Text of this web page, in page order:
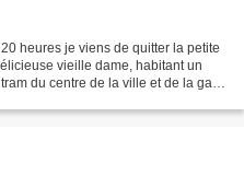
heures je viens de quitter la petite
vieille dame, habitant un
du centre de la ville et de la gare